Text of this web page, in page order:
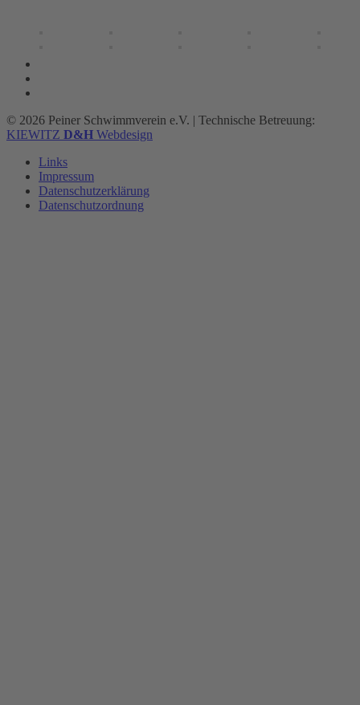
© 2026 Peiner Schwimmverein e.V. | Technische Betreuung:
KIEWITZ D&H Webdesign
Links
Impressum
Datenschutzerklärung
Datenschutzordnung